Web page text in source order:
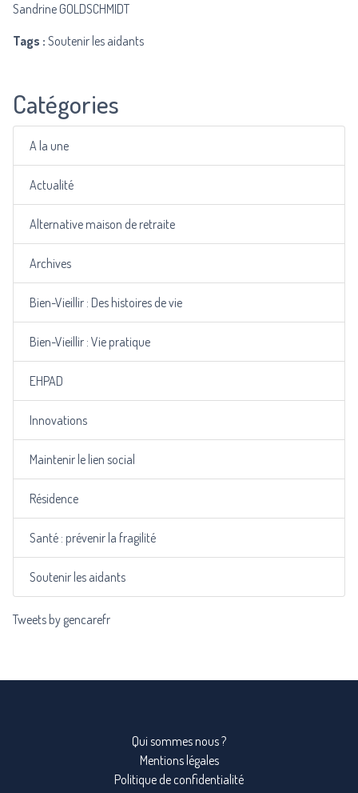
Sandrine GOLDSCHMIDT
Tags : Soutenir les aidants
Catégories
A la une
Actualité
Alternative maison de retraite
Archives
Bien-Vieillir : Des histoires de vie
Bien-Vieillir : Vie pratique
EHPAD
Innovations
Maintenir le lien social
Résidence
Santé : prévenir la fragilité
Soutenir les aidants
Tweets by gencarefr
Qui sommes nous ?
Mentions légales
Politique de confidentialité